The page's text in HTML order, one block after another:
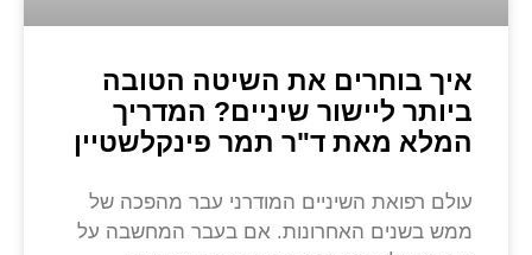
איך בוחרים את השיטה הטובה
ביותר ליישור שיניים? המדריך
המלא מאת ד"ר תמר פינקלשטיין
עולם רפואת השיניים המודרני עבר מהפכה של
ממש בשנים האחרונות. אם בעבר המחשבה על